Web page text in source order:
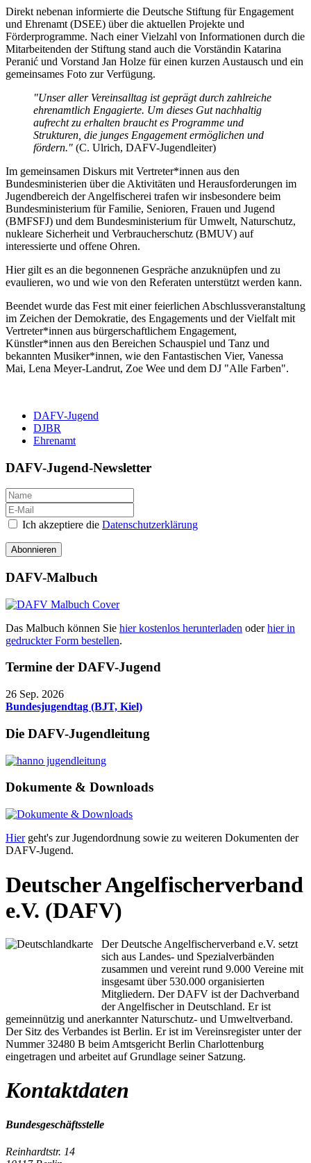
Direkt nebenan informierte die Deutsche Stiftung für Engagement
und Ehrenamt (DSEE) über die aktuellen Projekte und
Förderprogramme. Nach einer Vielzahl von Informationen durch die
Mitarbeitenden der Stiftung stand auch die Vorständin Katarina
Peranić und Vorstand Jan Holze für einen kurzen Austausch und ein
gemeinsames Foto zur Verfügung.
"Unser aller Vereinsalltag ist geprägt durch zahlreiche
ehrenamtlich Engagierte. Um dieses Gut nachhaltig
aufrecht zu erhalten braucht es Programme und
Strukturen, die junges Engagement ermöglichen und
fördern." (C. Ulrich, DAFV-Jugendleiter)
Im gemeinsamen Diskurs mit Vertreter*innen aus den
Bundesministerien über die Aktivitäten und Herausforderungen im
Jugendbereich der Angelfischerei trafen wir insbesondere beim
Bundesministerium für Familie, Senioren, Frauen und Jugend
(BMFSFJ) und dem Bundesministerium für Umwelt, Naturschutz,
nukleare Sicherheit und Verbraucherschutz (BMUV) auf
interessierte und offene Ohren.
Hier gilt es an die begonnenen Gespräche anzuknüpfen und zu
evaulieren, wo und wie von den Referaten unterstützt werden kann.
Beendet wurde das Fest mit einer feierlichen Abschlussveranstaltung
im Zeichen der Demokratie, des Engagements und der Vielfalt mit
Vertreter*innen aus bürgerschaftlichem Engagement,
Künstler*innen aus den Bereichen Schauspiel und Tanz und
bekannten Musiker*innen, wie den Fantastischen Vier, Vanessa
Mai, Lena Meyer-Landrut, Zoe Wee und dem DJ "Alle Farben".
DAFV-Jugend
DJBR
Ehrenamt
DAFV-Jugend-Newsletter
Ich akzeptiere die Datenschutzerklärung
Abonnieren
DAFV-Malbuch
Das Malbuch können Sie hier kostenlos herunterladen oderhier in
gedruckter Form bestellen.
Termine der DAFV-Jugend
26 Sep. 2026
Bundesjugendtag (BJT, Kiel)
Die DAFV-Jugendleitung
Dokumente & Downloads
Hiergeht's zur Jugendordnung sowie zu weiteren Dokumenten der
DAFV-Jugend.
Deutscher Angelfischerverband
e.V. (DAFV)
Der Deutsche Angelfischerverband e.V. setzt
sich aus Landes- und Spezialverbänden
zusammen und vereint rund 9.000 Vereine mit
insgesamt über 530.000 organisierten
Mitgliedern. Der DAFV ist der Dachverband
der Angelfischer in Deutschland. Er ist
gemeinnützig und anerkannter Naturschutz- und Umweltverband.
Der Sitz des Verbandes ist Berlin. Er ist im Vereinsregister unter der
Nummer 32480 B beim Amtsgericht Berlin Charlottenburg
eingetragen und arbeitet auf Grundlage seiner Satzung.
Kontaktdaten
Bundesgeschäftsstelle
Reinhardtstr. 14